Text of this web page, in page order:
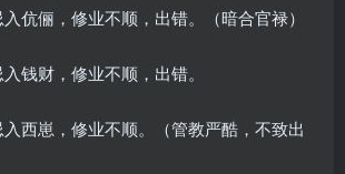
伉俪，修业不顺，出错。（暗合官禄）
钱财，修业不顺，出错。
西崽，修业不顺。（管教严酷，不致出